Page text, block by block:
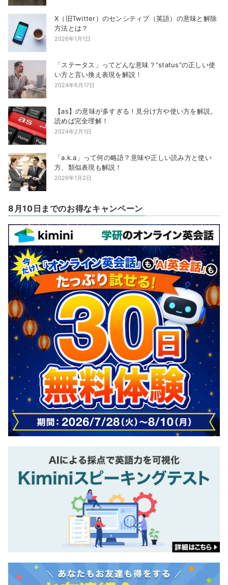
X（旧Twitter）のセンシティブ（英語）の意味と解除
方法とは？
2026年1月1日
「ステータス」ってどんな意味？”status”の正しい使
い方と言い換え表現を解説！
2024年6月17日
【as】の意味が多すぎる！見分け方や使い方を解説。
読めば完全理解！
2024年2月1日
「a.k.a」って何の略語？意味や正しい読み方と使い
方、類似表現も解説！
2026年1月2日
8月10日までのお得なキャンペーン